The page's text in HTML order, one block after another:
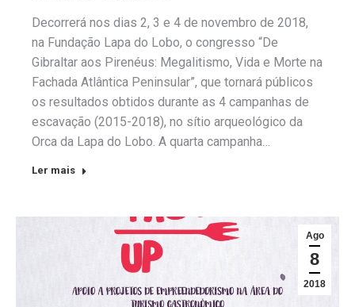
Decorrerá nos dias 2, 3 e 4 de novembro de 2018,
na Fundação Lapa do Lobo, o congresso “De
Gibraltar aos Pirenéus: Megalitismo, Vida e Morte na
Fachada Atlântica Peninsular”, que tornará públicos
os resultados obtidos durante as 4 campanhas de
escavação (2015-2018), no sítio arqueológico da
Orca da Lapa do Lobo. A quarta campanha…
Ler mais
Ago
8
2018